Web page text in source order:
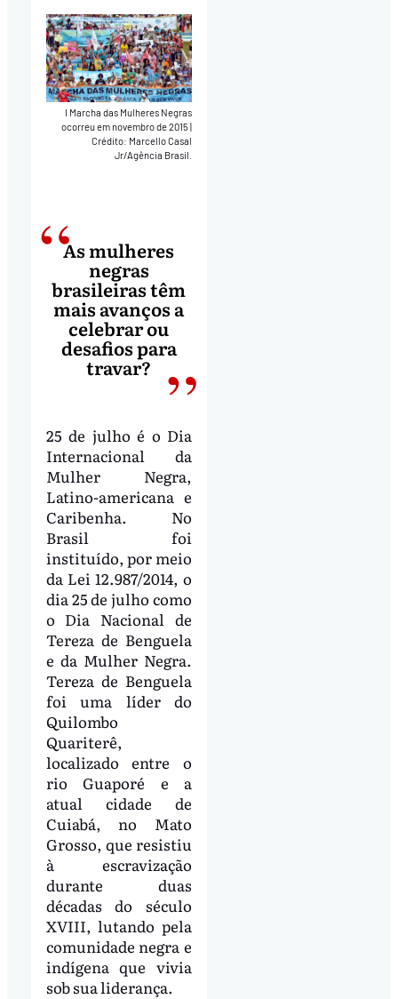
I Marcha das Mulheres Negras
ocorreu em novembro de 2015|
Crédito: Marcello Casal
Jr/Agência Brasil.
As mulheres
negras
brasileiras têm
mais avanços a
celebrar ou
desafios para
travar?
25 de julho é o Dia
Internacional da
Mulher Negra,
Latino-americana e
Caribenha. No
Brasil foi
instituído, por meio
da Lei 12.987/2014, o
dia 25 de julho como
o Dia Nacional de
Tereza de Benguela
e da Mulher Negra.
Tereza de Benguela
foi uma líder do
Quilombo
Quariterê,
localizado entre o
rio Guaporé e a
atual cidade de
Cuiabá, no Mato
Grosso, que resistiu
à escravização
durante duas
décadas do século
XVIII, lutando pela
comunidade negra e
indígena que vivia
sob sua liderança.